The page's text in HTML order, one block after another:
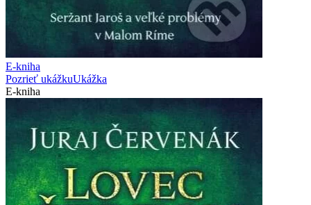
E-kniha
Pozrieť ukážkuUkážka
E-kniha